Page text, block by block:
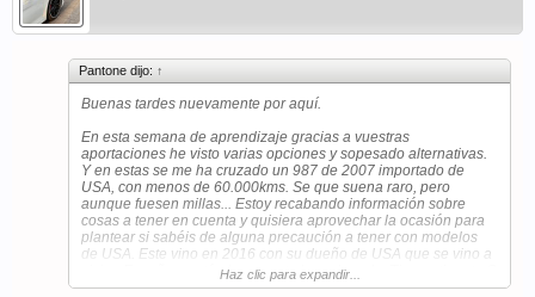
Pantone dijo: ↑
Buenas tardes nuevamente por aquí.
En esta semana de aprendizaje gracias a vuestras
aportaciones he visto varias opciones y sopesado alternativas.
Y en estas se me ha cruzado un 987 de 2007 importado de
USA, con menos de 60.000kms. Se que suena raro, pero
aunque fuesen millas... Estoy recabando información sobre
cosas a tener en cuenta y quisiera aprovechar la ocasión para
plantear si sabéis de alguna precaución a tener con modelos
de USA. Este vino en 2016 con su dueño de USA que se vino a
vivir a España y está plenamente homologado. Tiene etiqueta C
y acaba de pasar la ITV hace un par de meses sin problemas.
Haz clic para expandir...